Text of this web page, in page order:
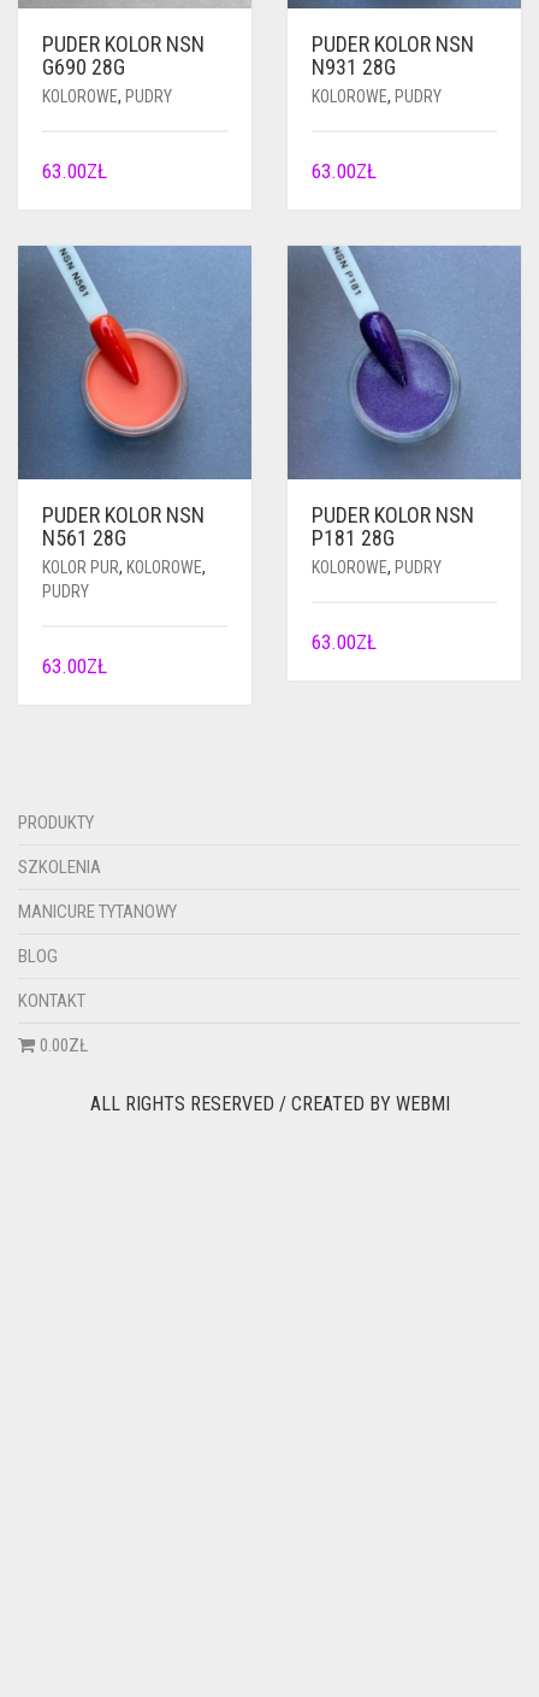
PUDER KOLOR NSN
G690 28G
KOLOROWE, PUDRY
63.00ZŁ
PUDER KOLOR NSN
N931 28G
KOLOROWE, PUDRY
63.00ZŁ
PUDER KOLOR NSN
N561 28G
KOLOR PUR, KOLOROWE,
PUDRY
63.00ZŁ
PUDER KOLOR NSN
P181 28G
KOLOROWE, PUDRY
63.00ZŁ
PRODUKTY
SZKOLENIA
MANICURE TYTANOWY
BLOG
KONTAKT
0.00ZŁ
ALL RIGHTS RESERVED / CREATED BY WEBMI